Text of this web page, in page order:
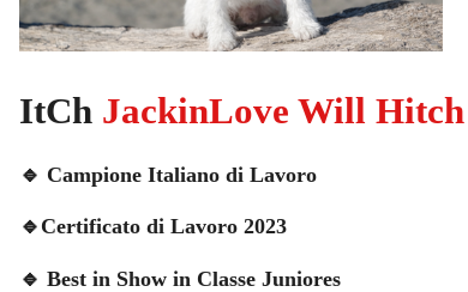
ItCh JackinLove Will Hitch
🔹 Campione Italiano di Lavoro
🔹Certificato di Lavoro 2023
🔹 Best in Show in Classe Juniores